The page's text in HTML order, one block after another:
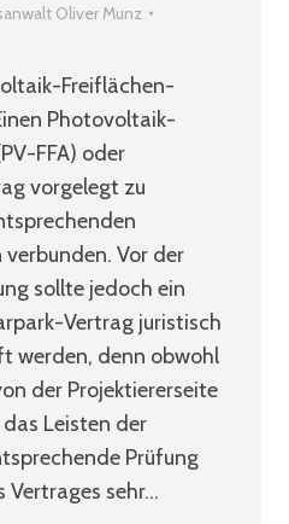
Oliver Munz
Freiflächen-
Photovoltaik-
FFA) oder
vorgelegt zu
Vor der
sollte jedoch ein
Vertrag juristisch
werden, denn obwohl
der Projektiererseite
Leisten der
Prüfung
Vertrages sehr…